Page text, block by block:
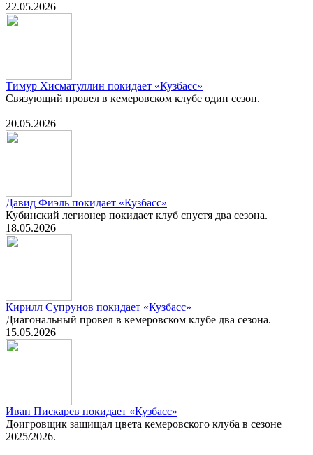
22.05.2026
Тимур Хисматуллин покидает «Кузбасс»
Связующий провел в кемеровском клубе один сезон.
20.05.2026
Давид Фиэль покидает «Кузбасс»
Кубинский легионер покидает клуб спустя два сезона.
18.05.2026
Кирилл Супрунов покидает «Кузбасс»
Диагональный провел в кемеровском клубе два сезона.
15.05.2026
Иван Пискарев покидает «Кузбасс»
Доигровщик защищал цвета кемеровского клуба в сезоне
2025/2026.